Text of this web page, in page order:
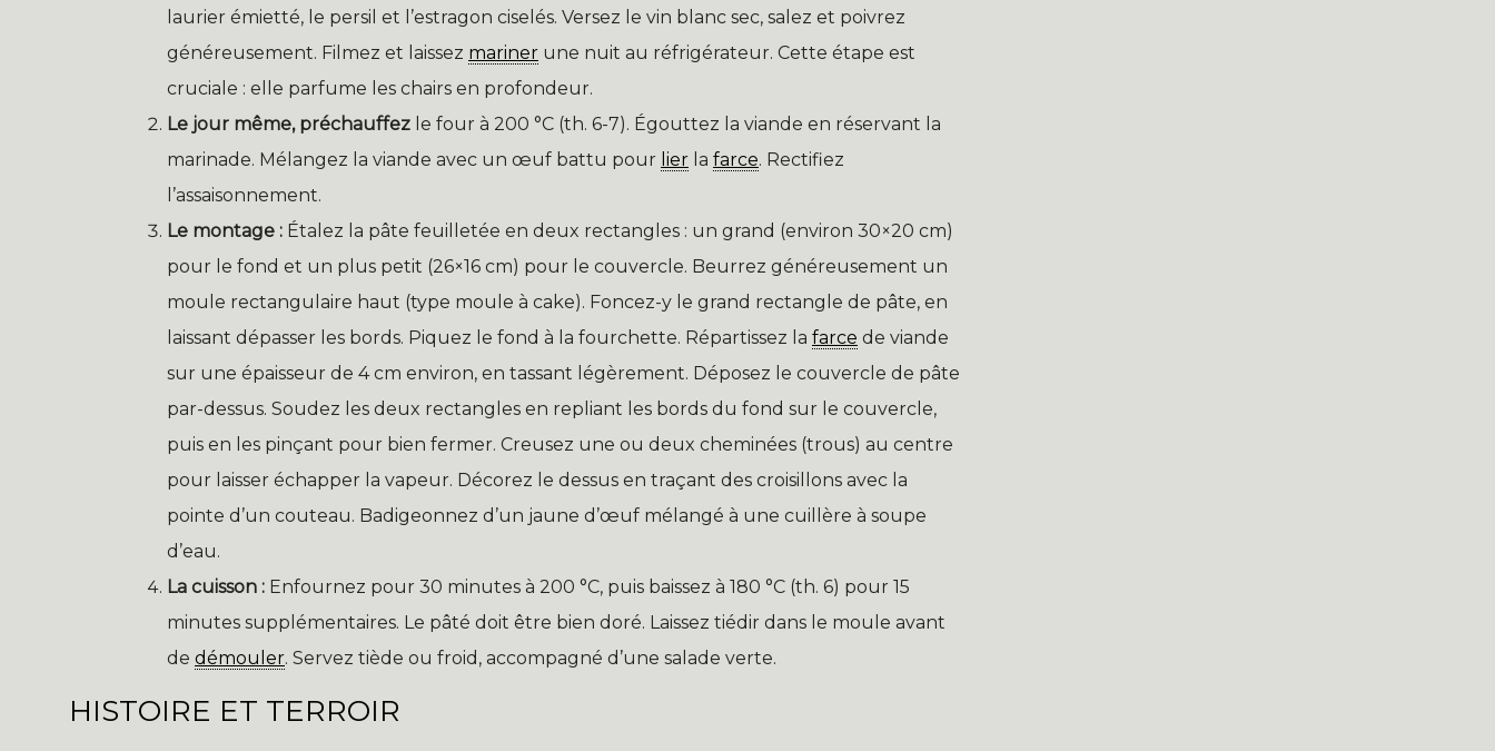
laurier émietté, le persil et l’estragon ciselés. Versez le vin blanc sec, salez et poivrez
généreusement. Filmez et laissez mariner une nuit au réfrigérateur. Cette étape est
cruciale : elle parfume les chairs en profondeur.
Le jour même, préchauffez le four à 200 °C (th. 6-7). Égouttez la viande en réservant la
marinade. Mélangez la viande avec un œuf battu pour lier la farce. Rectifiez
l’assaisonnement.
Le montage : Étalez la pâte feuilletée en deux rectangles : un grand (environ 30×20 cm)
pour le fond et un plus petit (26×16 cm) pour le couvercle. Beurrez généreusement un
moule rectangulaire haut (type moule à cake). Foncez-y le grand rectangle de pâte, en
laissant dépasser les bords. Piquez le fond à la fourchette. Répartissez la farce de viande
sur une épaisseur de 4 cm environ, en tassant légèrement. Déposez le couvercle de pâte
par-dessus. Soudez les deux rectangles en repliant les bords du fond sur le couvercle,
puis en les pinçant pour bien fermer. Creusez une ou deux cheminées (trous) au centre
pour laisser échapper la vapeur. Décorez le dessus en traçant des croisillons avec la
pointe d’un couteau. Badigeonnez d’un jaune d’œuf mélangé à une cuillère à soupe
d’eau.
La cuisson : Enfournez pour 30 minutes à 200 °C, puis baissez à 180 °C (th. 6) pour 15
minutes supplémentaires. Le pâté doit être bien doré. Laissez tiédir dans le moule avant
de démouler. Servez tiède ou froid, accompagné d’une salade verte.
HISTOIRE ET TERROIR